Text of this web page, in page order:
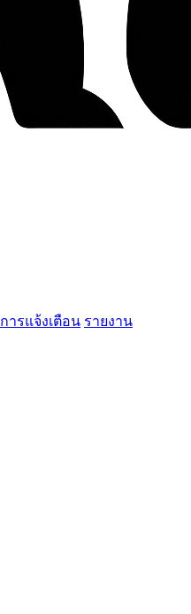
การแจ้งเตือน รายงาน